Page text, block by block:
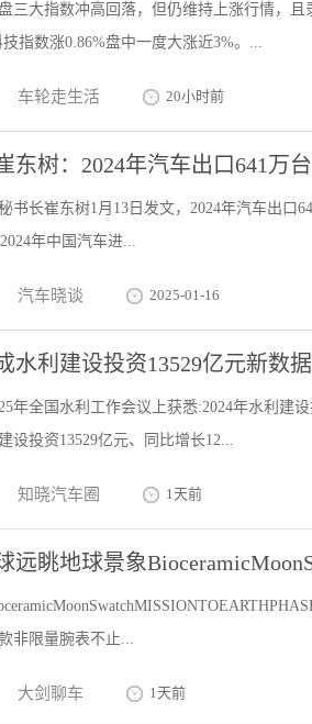
三大指数冲高回落，但仍维持上涨行情，
指数涨0.86%盘中一度大涨近3%。...
车轮走生活 20小时前
东树：2024年汽车出口641万
书长崔东树1月13日发文，2024年汽车出口
年中国汽车进...
汽车晓谈 2025-01-16
水利建设投资13529亿元新数
年全国水利工作会议上获悉:2024年水利建
设投资13529亿元、同比增长12...
知晓汽车圈 1天前
远眺地球景象
非限量腕表不止...
大剑聊车 1天前